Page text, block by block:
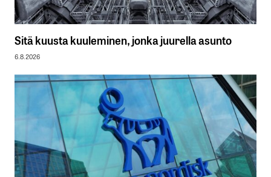
Sitä kuusta kuuleminen, jonka juurella asunto
6.8.2026